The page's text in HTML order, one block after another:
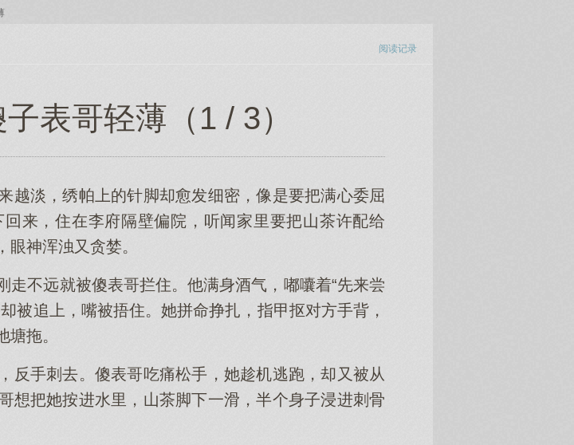
阅读记录
表哥轻薄（1 / 3）
越淡，绣帕上的针脚却愈发细密，像是要把满心委屈
来，住在李府隔壁偏院，听闻家里要把山茶许配给
神浑浊又贪婪。
不远就被傻表哥拦住。他满身酒气，嘟囔着“先来尝
被追上，嘴被捂住。她拼命挣扎，指甲抠对方手背，
拖。
反手刺去。傻表哥吃痛松手，她趁机逃跑，却又被从
想把她按进水里，山茶脚下一滑，半个身子浸进刺骨